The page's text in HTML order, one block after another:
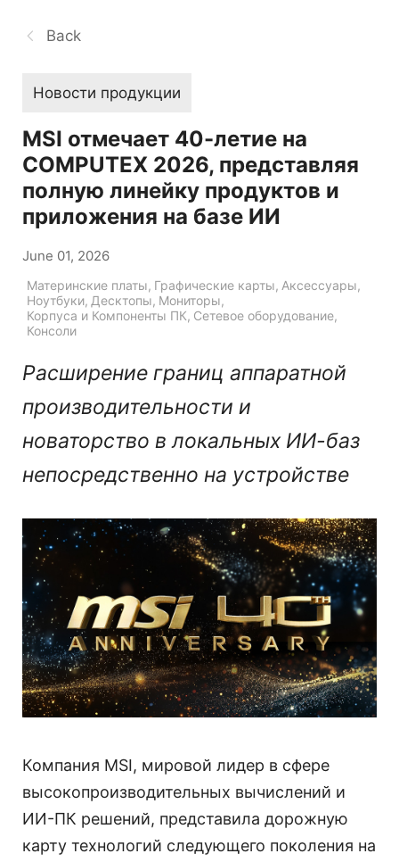
Back
Новости продукции
MSI отмечает 40-летие на
COMPUTEX 2026, представляя
полную линейку продуктов и
приложения на базе ИИ
June 01, 2026
Материнские платы, Графические карты, Аксессуары,
Ноутбуки, Десктопы, Мониторы,
Корпуса и Компоненты ПК, Сетевое оборудование,
Консоли
Расширение границ аппаратной
производительности и
новаторство в локальных ИИ-баз
непосредственно на устройстве
Компания MSI, мировой лидер в сфере
высокопроизводительных вычислений и
ИИ-ПК решений, представила дорожную
карту технологий следующего поколения на